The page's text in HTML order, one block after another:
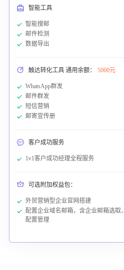
智能工具
智能搜邮
邮件检测
数据导出
触达转化工具 通用余额： 5000元
WhatsApp群发
邮件群发
短信营销
邮寄宣传册
客户成功服务
1v1客户成功经理全程服务
可选附加权益包：
外贸营销型企业官网搭建
配置企业域名邮箱，含企业邮箱选取、
配置管理